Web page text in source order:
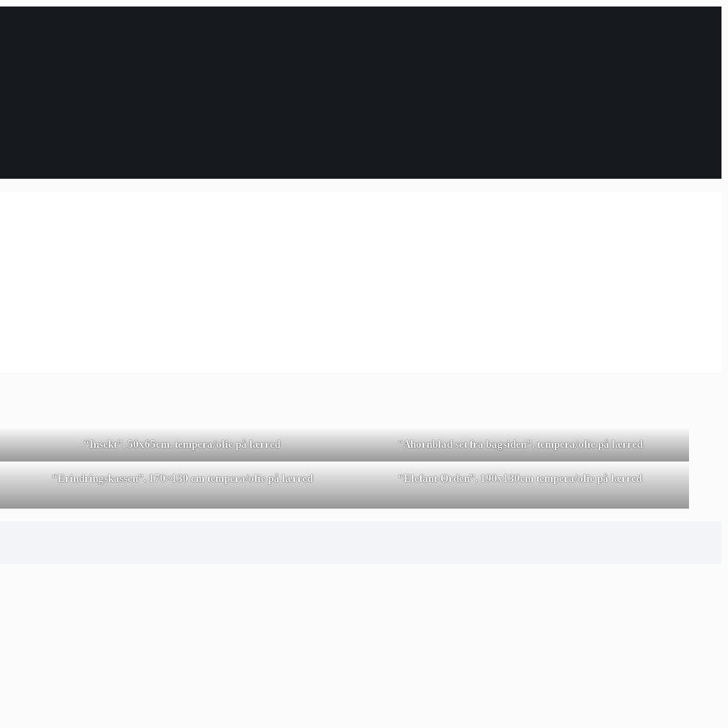
“Insekt”. 50x65cm. tempera/olie på lærred “Ahornblad set fra bagsiden”. tempera/olie på lærred
“Erindringskassen”. 170×130 cm tempera/olie på lærred “Elefant-Orden”. 190x130cm tempera/olie på lærred